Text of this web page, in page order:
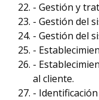
- Gestión y
- Gestión del
- Gestión del
-
-
al cliente.
-